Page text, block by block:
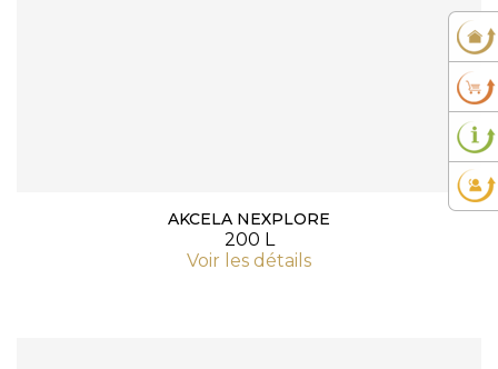
AKCELA NEXPLORE
200 L
Voir les détails